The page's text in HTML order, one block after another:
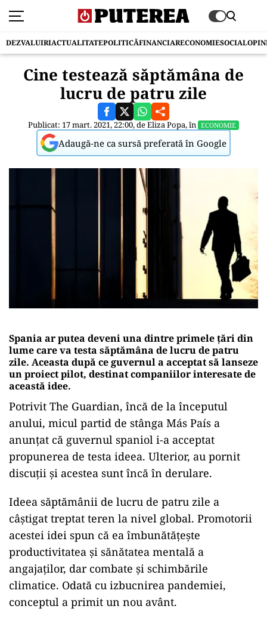
DEZVALUIRIACTUALITATEPOLITICĂFINANCIARECONOMIESOCIAL
Cine testează săptămâna de
lucru de patru zile
Publicat: 17 mart. 2021, 22:00, deEliza Popa, în ECONOMIE
Adaugă-ne ca sursă preferată în Google
Spania ar putea deveni una dintre primele țări din
lume care va testa săptămâna de lucru de patru
zile. Aceasta după ce guvernul a acceptat să lanseze
un proiect pilot, destinat companiilor interesate de
această idee.
Potrivit The Guardian, încă de la începutul
anului, micul partid de stânga Más País a
anunțat că guvernul spaniol i-a acceptat
propunerea de testa ideea. Ulterior, au pornit
discuții și acestea sunt încă în derulare.
Ideea săptămânii de lucru de patru zile a
câștigat treptat teren la nivel global. Promotorii
acestei idei spun că ea îmbunătățește
productivitatea și sănătatea mentală a
angajaților, dar combate și schimbările
climatice. Odată cu izbucnirea pandemiei,
conceptul a primit un nou avânt.